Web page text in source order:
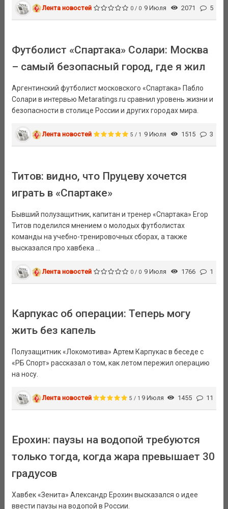
Лента новостей 0 / 0 9 Июля 2071 5
Футболист «Спартака» Солари: Москва
– самый безопасный город, где я жил
Аргентинский футболист московского «Спартака» Пабло
Солари в интервью Metaratings.ru сравнил уровень жизни и
безопасности в столице России и других городах мира.
Лента новостей 5 / 1 9 Июля 1515 3
Титов: видно, что Пруцеву хочется
играть в «Спартаке»
Бывший полузащитник, капитан и тренер «Спартака» Егор
Титов поделился мнением о молодых футболистах
команды на учебно-тренировочных сборах, а также
высказался про хавбека ...
Лента новостей 0 / 0 9 Июля 1766 1
Карпукас об операции: Теперь могу
жить без капель
Полузащитник «Локомотива» Артем Карпукас в беседе с
«РБ Спорт» рассказал о том, как летом пережил операцию
на носу.
Лента новостей 5 / 1 9 Июля 1455 11
Ерохин: паузы на водопой требуются
только тогда, когда жара превышает 30
градусов
Хавбек «Зенита» Александр Ерохин высказался о идее
ввести паузы на водопой в России.